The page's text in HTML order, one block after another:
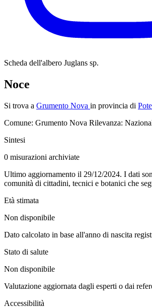
Scheda dell'albero Juglans sp.
Noce
Si trova a Grumento Nova in provincia di
Comune: Grumento Nova Rilevanza:
Sintesi
0 misurazioni archiviate
Ultimo aggiornamento il 29/12/2024. I dati
comunità di cittadini, tecnici e botanici che
Età stimata
Non disponibile
Dato calcolato in base all'anno di nascita
Stato di salute
Non disponibile
Valutazione aggiornata dagli esperti o dai
Accessibilità